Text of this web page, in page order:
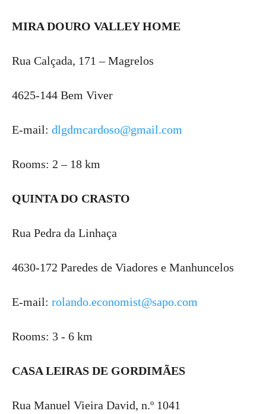
MIRA DOURO VALLEY HOME
Rua Calçada, 171 – Magrelos
4625-144 Bem Viver
E-mail: dlgdmcardoso@gmail.com
Rooms: 2 – 18 km
QUINTA DO CRASTO
Rua Pedra da Linhaça
4630-172 Paredes de Viadores e Manhuncelos
E-mail: rolando.economist@sapo.com
Rooms: 3 - 6 km
CASA LEIRAS DE GORDIMÃES
Rua Manuel Vieira David, n.º 1041